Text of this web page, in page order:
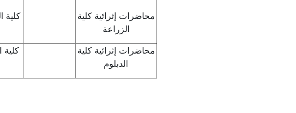
محاضرات إثرائية كلية
الزراعة
كلية
محاضرات إثرائية كلية
الدبلوم
كلية